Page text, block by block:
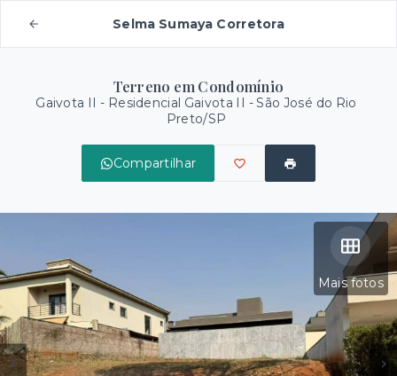
Selma Sumaya Corretora
Terreno em Condomínio
Gaivota II - Residencial Gaivota II - São José do Rio
Preto/SP
Compartilhar
Mais fotos